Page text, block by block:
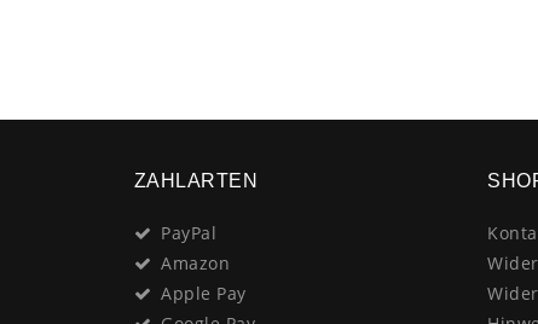
ZAHLARTEN
PayPal
Amazon
Apple Pay